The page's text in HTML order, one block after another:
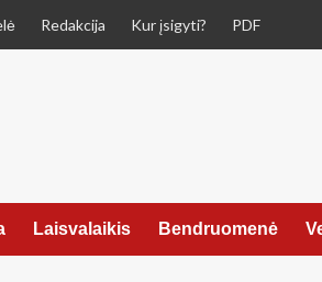
Redakcija Kur įsigyti? PDF
Laisvalaikis Bendruomenė